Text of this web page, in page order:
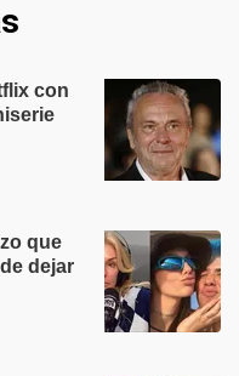
con
que
dejar